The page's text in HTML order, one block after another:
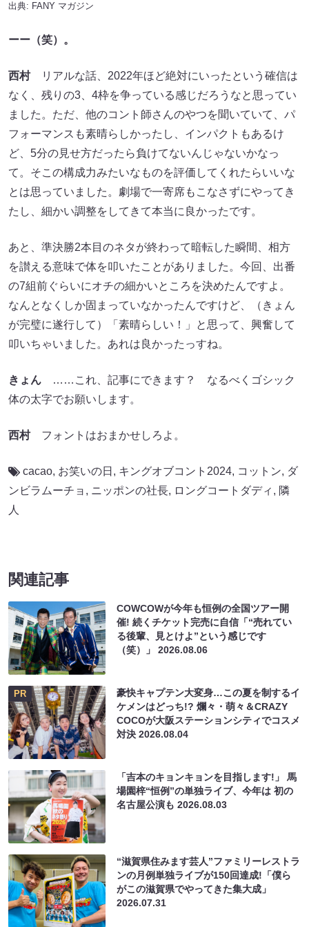
出典: FANY マガジン
ーー（笑）。
西村リアルな話、2022年ほど絶対にいったという確信は
なく、残りの3、4枠を争っている感じだろうなと思ってい
ました。ただ、他のコント師さんのやつを聞いていて、パ
フォーマンスも素晴らしかったし、インパクトもあるけ
ど、5分の見せ方だったら負けてないんじゃないかなっ
て。そこの構成力みたいなものを評価してくれたらいいな
とは思っていました。劇場で一寄席もこなさずにやってき
たし、細かい調整をしてきて本当に良かったです。
あと、準決勝2本目のネタが終わって暗転した瞬間、相方
を讃える意味で体を叩いたことがありました。今回、出番
の7組前ぐらいにオチの細かいところを決めたんですよ。
なんとなくしか固まっていなかったんですけど、（きょん
が完璧に遂行して）「素晴らしい！」と思って、興奮して
叩いちゃいました。あれは良かったっすね。
きょん ……これ、記事にできます？ なるべくゴシック
体の太字でお願いします。
西村フォントはおまかせしろよ。
cacao, お笑いの日 , キングオブコント2024, コットン, ダ
ンビラムーチョ , ニッポンの社長, ロングコートダディ , 隣
人
関連記事
COWCOWが今年も恒例の全国ツアー開
催! 続くチケット完売に自信「“売れてい
る後輩、見とけよ”という感じです
（笑）」2026.08.06
PR
豪快キャプテン大変身…この夏を制するイ
ケメンはどっち!? 爛々・萌々＆CRAZY
COCOが大阪ステーションシティでコスメ
対決2026.08.04
「吉本のキョンキョンを目指します!」 馬
場園梓“恒例”の単独ライブ、今年は 初の
名古屋公演も2026.08.03
“滋賀県住みます芸人”ファミリーレストラ
ンの月例単独ライブが150回達成!「僕ら
がこの滋賀県でやってきた集大成」
2026.07.31